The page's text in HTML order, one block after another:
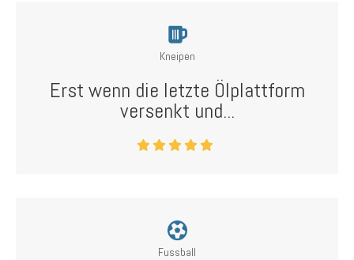
Kneipen
Erst wenn die letzte Ölplattform
versenkt und...
Fussball